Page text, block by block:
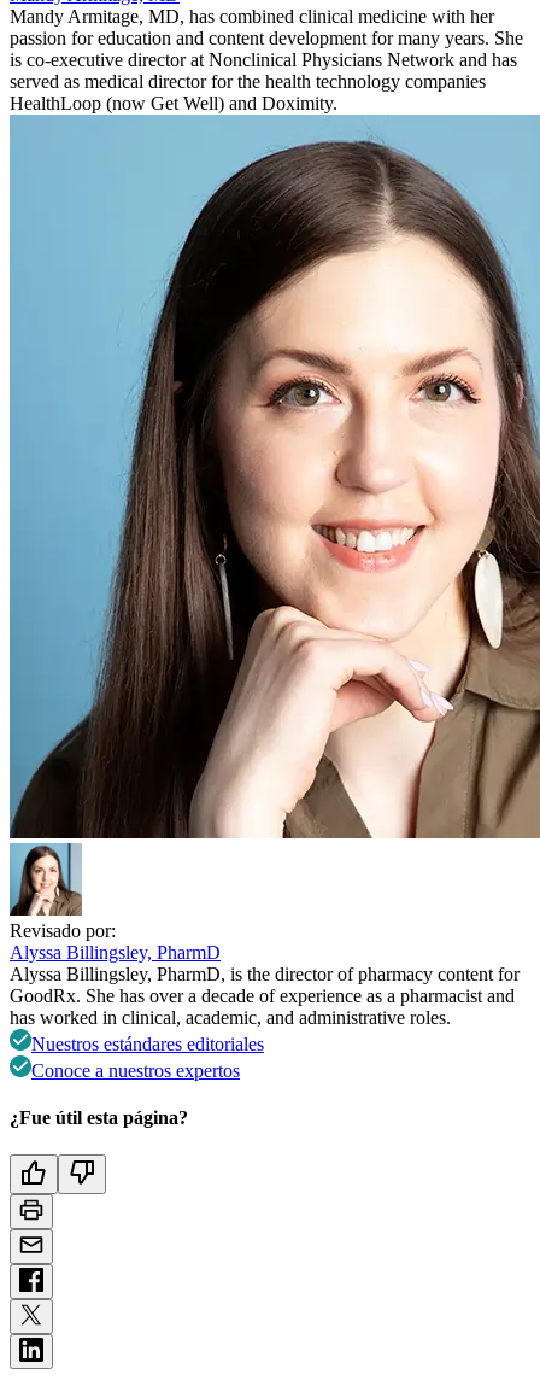
Mandy Armitage, MD, has combined clinical medicine with her
passion for education and content development for many years. She
is co-executive director at Nonclinical Physicians Network and has
served as medical director for the health technology companies
HealthLoop (now Get Well) and Doximity.
Revisado por:
Alyssa Billingsley, PharmD
Alyssa Billingsley, PharmD, is the director of pharmacy content for
GoodRx. She has over a decade of experience as a pharmacist and
has worked in clinical, academic, and administrative roles.
Nuestros estándares editoriales
Conoce a nuestros expertos
¿Fue útil esta página?